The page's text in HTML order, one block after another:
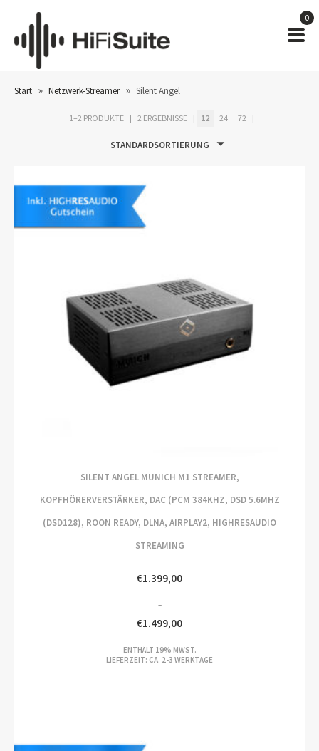
0
Start » Netzwerk-Streamer » Silent Angel
1–2 PRODUKTE 2 ERGEBNISSE 12 24 72
STANDARDSORTIERUNG
SILENT ANGEL MUNICH M1 STREAMER,
KOPFHÖRERVERSTÄRKER, DAC (PCM 384KHZ, DSD 5.6MHZ
(DSD128), ROON READY, DLNA, AIRPLAY2, HIGHRESAUDIO
STREAMING
€1.399,00
–
€1.499,00
ENTHÄLT 19% MWST.
LIEFERZEIT: CA. 2-3 WERKTAGE